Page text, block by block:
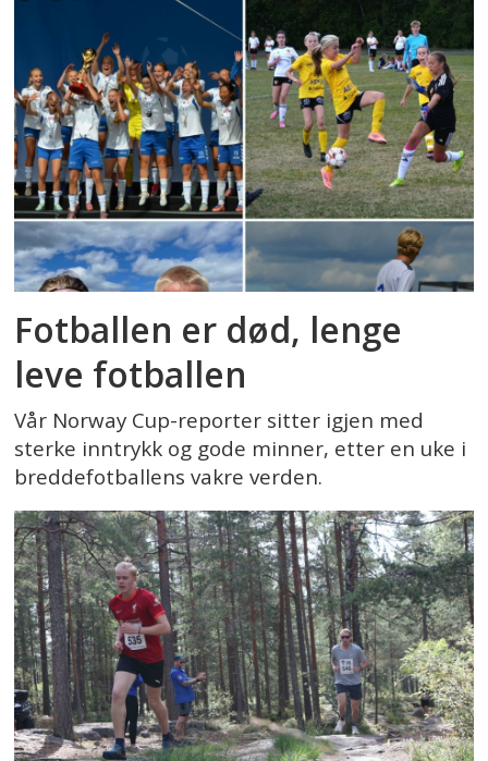
Fotballen er død, lenge
leve fotballen
Vår Norway Cup-reporter sitter igjen med
sterke inntrykk og gode minner, etter en uke i
breddefotballens vakre verden.